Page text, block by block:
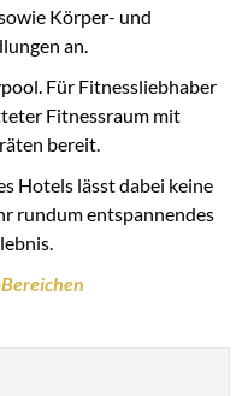
Körper- und
an.
Für Fitnessliebhaber
Fitnessraum mit
bereit.
Hotels lässt dabei keine
rundum entspannendes